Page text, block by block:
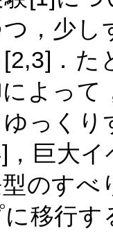
，少
．た
よって
っく
巨大
のす
移行